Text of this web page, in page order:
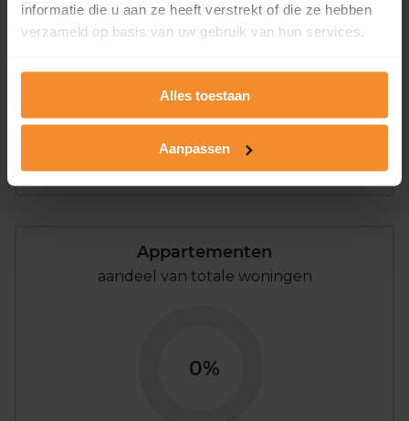
informatie die u aan ze heeft verstrekt of die ze hebben
verzameld op basis van uw gebruik van hun services.
Alles toestaan
Aanpassen
Koopwoningen
Huurwoningen
Appartementen
aandeel van totale woningen
0%